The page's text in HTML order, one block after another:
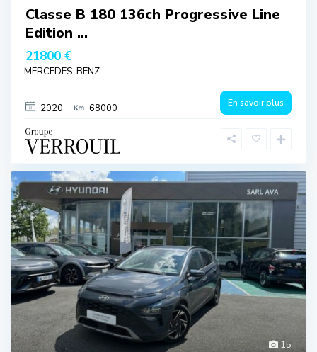
Classe B 180 136ch Progressive Line
Edition ...
21800 €
MERCEDES-BENZ
2020 68000 En savoir plus
15